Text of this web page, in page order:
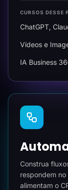
CURSOS DESSE
ChatGPT,
Vídeos e
IA Business
Construa
respondem
alimentam o